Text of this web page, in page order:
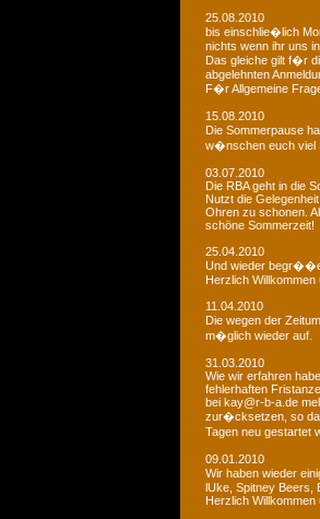
25.08.2010
bis einschlie�lich
nichts wenn ihr uns
Das gleiche gilt f�r
abgelehnten
F�r Allgemeine
15.08.2010
Die Sommerpause
w�nschen euch viel
03.07.2010
Die RBA geht in die
Nutzt die
Ohren zu schonen.
schöne Sommerzeit!
25.04.2010
Und wieder
Herzlich Willkommen
11.04.2010
Die wegen der
m�glich wieder auf.
31.03.2010
Wie wir erfahren
fehlerhaften
bei kay@r-b-a.de
zur�cksetzen, so
Tagen neu gestartet
09.01.2010
Wir haben wieder
lUke, Spitney Beers,
Herzlich Willkommen